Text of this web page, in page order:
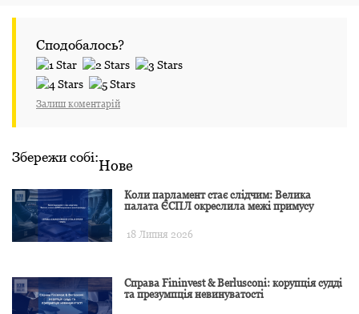
Сподобалось?
Залиш коментарій
Збережи собі:Нове
Коли парламент стає слідчим: Велика
палата ЄСПЛ окреслила межі примусу
18 Липня 2026
Справа Fininvest & Berlusconi: корупція судді
та презумпція невинуватості